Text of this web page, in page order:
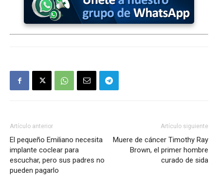
Artículo anterior
El pequeño Emiliano necesita
implante coclear para
escuchar, pero sus padres no
pueden pagarlo
Artículo siguiente
Muere de cáncer Timothy Ray
Brown, el primer hombre
curado de sida